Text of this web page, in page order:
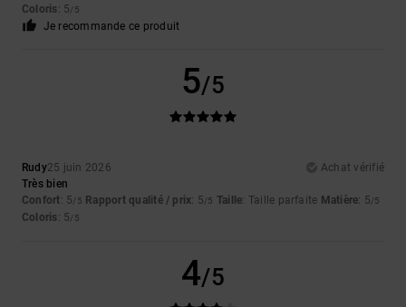
Coloris: 5/5
Je recommande ce produit
5/5
Rudy25 juin 2026
Achat vérifié
Très bien
Confort: 5/5 Rapport qualité / prix: 5/5 Taille: Taille parfaite Matière: 5/5
Coloris: 5/5
4/5